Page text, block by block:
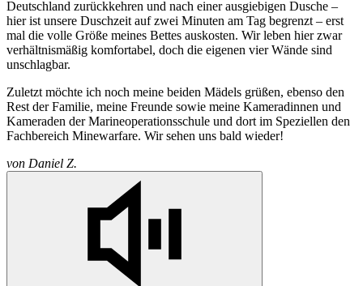
Deutschland zurückkehren und nach einer ausgiebigen Dusche –
hier ist unsere Duschzeit auf zwei Minuten am Tag begrenzt – erst
mal die volle Größe meines Bettes auskosten. Wir leben hier zwar
verhältnismäßig komfortabel, doch die eigenen vier Wände sind
unschlagbar.
Zuletzt möchte ich noch meine beiden Mädels grüßen, ebenso den
Rest der Familie, meine Freunde sowie meine Kameradinnen und
Kameraden der Marineoperationsschule und dort im Speziellen den
Fachbereich Minewarfare. Wir sehen uns bald wieder!
von Daniel Z.